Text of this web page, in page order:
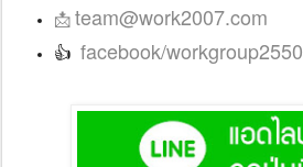
📩team@work2007.com
👍 facebook/workgroup2550